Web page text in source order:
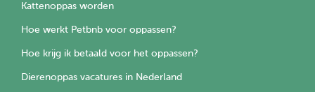
Kattenoppas worden
Hoe werkt Petbnb voor oppassen?
Hoe krijg ik betaald voor het oppassen?
Dierenoppas vacatures in Nederland